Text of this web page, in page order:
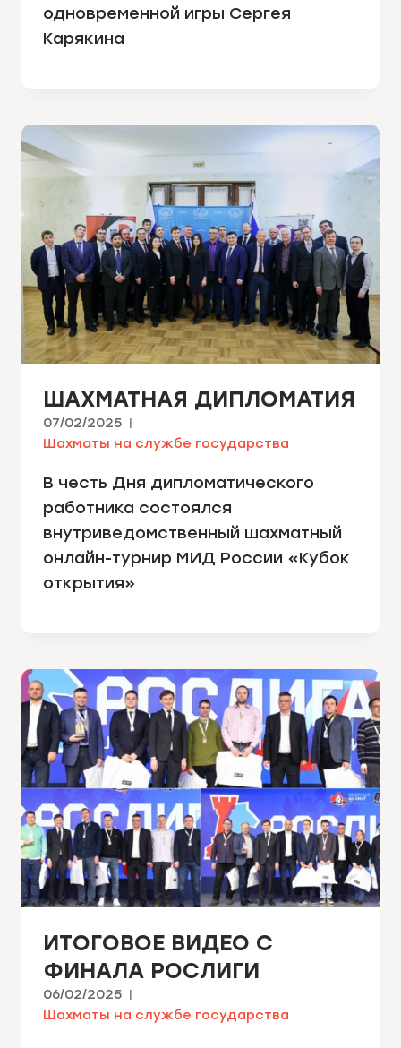
одновременной игры Сергея
Карякина
ШАХМАТНАЯ ДИПЛОМАТИЯ
07/02/2025
Шахматы на службе государства
В честь Дня дипломатического
работника состоялся
внутриведомственный шахматный
онлайн-турнир МИД России «Кубок
открытия»
ИТОГОВОЕ ВИДЕО С
ФИНАЛА РОСЛИГИ
06/02/2025
Шахматы на службе государства